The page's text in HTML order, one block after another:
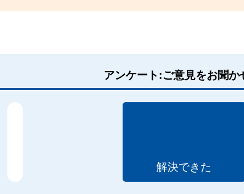
アンケート:ご意見をお聞か
解決できた